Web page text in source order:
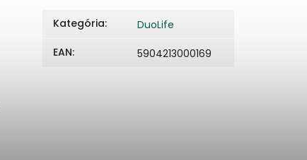
Kategória:
DuoLife
EAN: 5904213000169